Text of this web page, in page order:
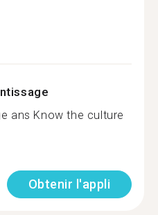
ans Know the culture
Obtenir l'appli